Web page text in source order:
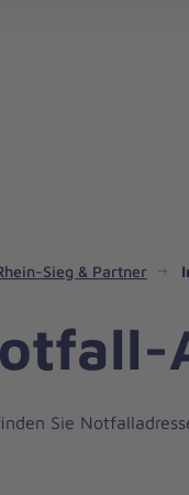
Sieg & Partner
Sie